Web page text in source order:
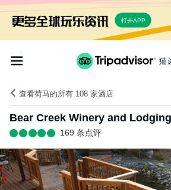
打开APP
查看荷马的所有 108 家酒店
Bear Creek Winery and Lodging
169 条点评